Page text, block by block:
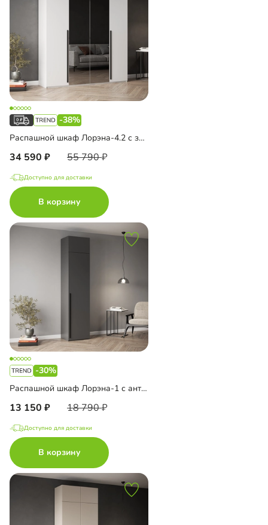
-38%
Распашной шкаф Лорэна-4.2 с зеркалом
34 590 55 790
Доступно для доставки
В корзину
-30%
Распашной шкаф Лорэна-1 с антресолью
13 150 18 790
Доступно для доставки
В корзину